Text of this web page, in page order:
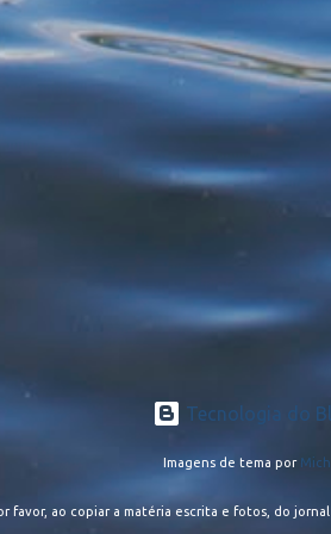
Tecnologia do
Imagens de tema por
favor, ao copiar a matéria escrita e fotos, do